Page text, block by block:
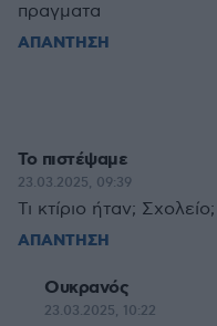
πραγματα
ΑΠΑΝΤΗΣΗ
Το πιστέψαμε
23.03.2025, 09:39
Τι κτίριο ήταν;
ΑΠΑΝΤΗΣΗ
Ουκρανός
23.03.2025, 10:22